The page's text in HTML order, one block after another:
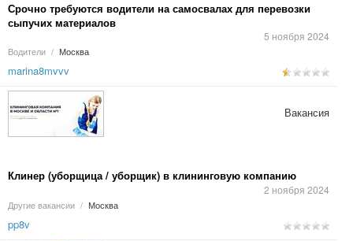
Срочно требуются водители на самосвалах для перевозки
сыпучих материалов
5 ноября 2024
Водители / Москва
marina8mvvv
Клинер (уборщица / уборщик) в клининговую компанию
2 ноября 2024
Другие вакансии / Москва
Вакансия
pp8v